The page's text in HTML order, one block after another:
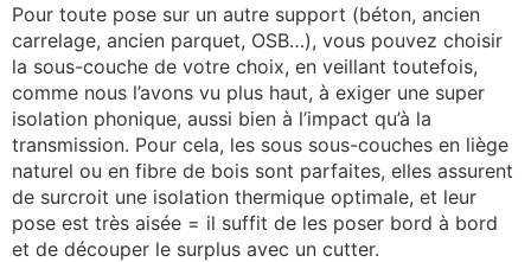
Pour toute pose sur un autre support (béton, ancien
carrelage, ancien parquet, OSB…), vous pouvez choisir
la sous-couche de votre choix, en veillant toutefois,
comme nous l’avons vu plus haut, à exiger une super
isolation phonique, aussi bien à l’impact qu’à la
transmission. Pour cela, les sous sous-couches en liège
naturel ou en fibre de bois sont parfaites, elles assurent
de surcroit une isolation thermique optimale, et leur
pose est très aisée = il suffit de les poser bord à bord
et de découper le surplus avec un cutter.